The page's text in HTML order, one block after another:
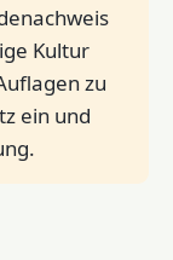
Kultur
zu
ein und